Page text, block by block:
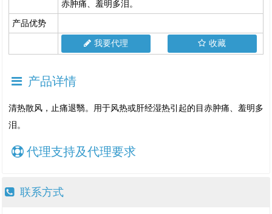
赤肿痛、羞明多泪。
产品优势
我要代理 收藏
产品详情
清热散风，止痛退翳。用于风热或肝经湿热引起的目赤肿痛、羞明多
泪。
代理支持及代理要求
联系方式